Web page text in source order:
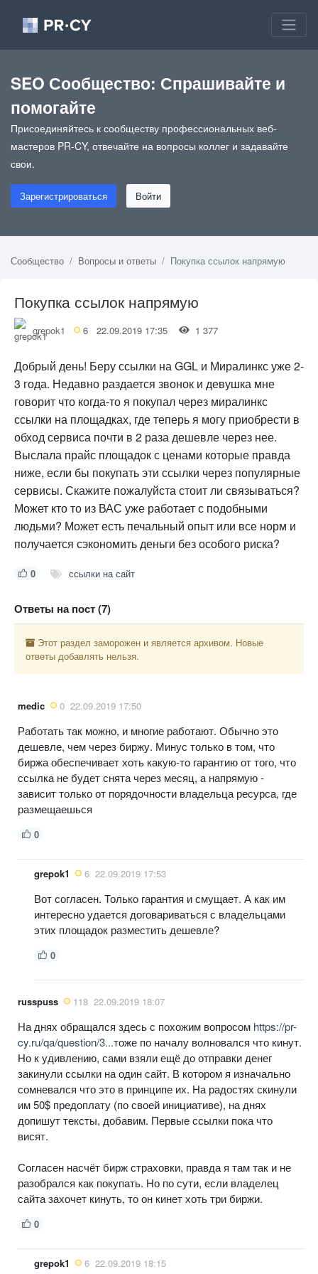
SEO Сообщество: Спрашивайте и
помогайте
Присоединяйтесь к сообществу профессиональных веб-
мастеров PR-CY, отвечайте на вопросы коллег и задавайте
свои.
Зарегистрироваться Войти
Сообщество Вопросы и ответы Покупка ссылок напрямую
Покупка ссылок напрямую
grepok1 6 22.09.2019 17:35 1 377
Добрый день! Беру ссылки на GGL и Миралинкс уже 2-
3 года. Недавно раздается звонок и девушка мне
говорит что когда-то я покупал через миралинкс
ссылки на площадках, где теперь я могу приобрести в
обход сервиса почти в 2 раза дешевле через нее.
Выслала прайс площадок с ценами которые правда
ниже, если бы покупать эти ссылки через популярные
сервисы. Скажите пожалуйста стоит ли связываться?
Может кто то из ВАС уже работает с подобными
людьми? Может есть печальный опыт или все норм и
получается сэкономить деньги без особого риска?
0 ссылки на сайт
Ответы на пост (7)
Этот раздел заморожен и является архивом. Новые
ответы добавлять нельзя.
medic 0 22.09.2019 17:50
Работать так можно, и многие работают. Обычно это
дешевле, чем через биржу. Минус только в том, что
биржа обеспечивает хоть какую-то гарантию от того, что
ссылка не будет снята через месяц, а напрямую -
зависит только от порядочности владельца ресурса, где
размещаешься
0
grepok1 6 22.09.2019 17:53
Вот согласен. Только гарантия и смущает. А как им
интересно удается договариваться с владельцами
этих площадок разместить дешевле?
0
russpuss 118 22.09.2019 18:07
На днях обращался здесь с похожим вопросом https://pr-
cy.ru/qa/question/3...тоже по началу волновался что кинут.
Но к удивлению, сами взяли ещё до отправки денег
закинули ссылки на один сайт. В котором я изначально
сомневался что это в принципе их. На радостях скинули
им 50$ предоплату (по своей инициативе), на днях
допишут тексты, добавим. Первые ссылки пока что
висят.
Согласен насчёт бирж страховки, правда я там так и не
разобрался как покупать. Но по сути, если владелец
сайта захочет кинуть, то он кинет хоть три биржи.
0
grepok1 6 22.09.2019 18:15